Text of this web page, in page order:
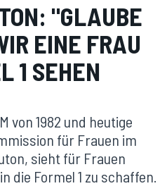
"GLAUBE
EINE FRAU
1 SEHEN
von 1982 und heutige
für Frauen im
sieht für Frauen
die Formel 1 zu schaffen.